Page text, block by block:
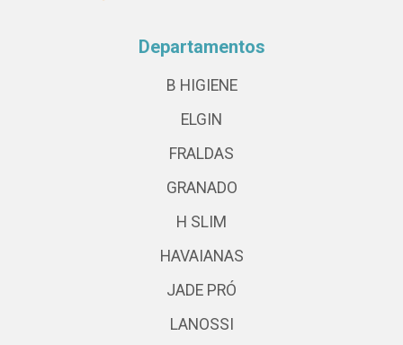
Departamentos
B HIGIENE
ELGIN
FRALDAS
GRANADO
H SLIM
HAVAIANAS
JADE PRÓ
LANOSSI